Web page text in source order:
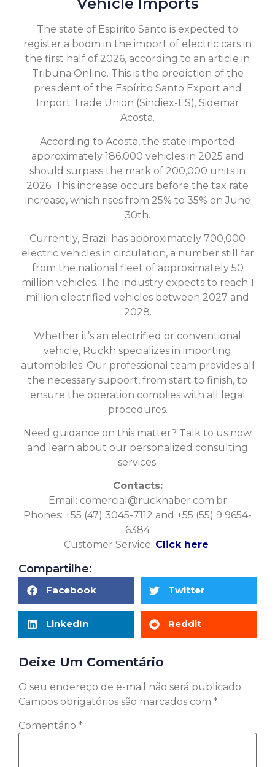
Vehicle Imports
The state of Espírito Santo is expected to
register a boom in the import of electric cars in
the first half of 2026, according to an article in
Tribuna Online. This is the prediction of the
president of the Espírito Santo Export and
Import Trade Union (Sindiex-ES), Sidemar
Acosta.
According to Acosta, the state imported
approximately 186,000 vehicles in 2025 and
should surpass the mark of 200,000 units in
2026. This increase occurs before the tax rate
increase, which rises from 25% to 35% on June
30th.
Currently, Brazil has approximately 700,000
electric vehicles in circulation, a number still far
from the national fleet of approximately 50
million vehicles. The industry expects to reach 1
million electrified vehicles between 2027 and
2028.
Whether it’s an electrified or conventional
vehicle, Ruckh specializes in importing
automobiles. Our professional team provides all
the necessary support, from start to finish, to
ensure the operation complies with all legal
procedures.
Need guidance on this matter? Talk to us now
and learn about our personalized consulting
services.
Contacts:
Email: comercial@ruckhaber.com.br
Phones: +55 (47) 3045-7112 and +55 (55) 9 9654-
6384
Customer Service: Click here
Compartilhe:
Facebook Twitter
LinkedIn Reddit
Deixe Um Comentário
O seu endereço de e-mail não será publicado.
Campos obrigatórios são marcados com *
Comentário *